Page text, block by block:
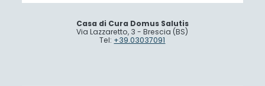
Casa di Cura Domus Salutis
Via Lazzaretto, 3 - Brescia (BS)
Tel: +39.03037091